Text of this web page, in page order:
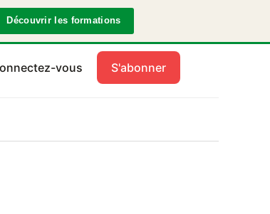
Découvrir les formations
vous S'abonner